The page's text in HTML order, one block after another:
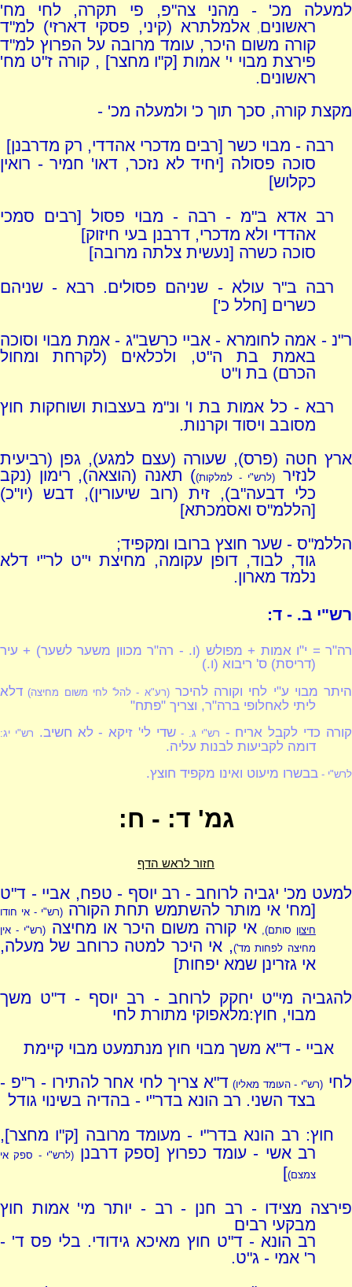
למעלה מכ' - מהני צה"פ, פי תקרה, לחי מח'
ראשונים,אלמלתרא (קיני, פסקי דארזי) למ"ד
קורה משום היכר, עומד מרובה על הפרוץ למ"ד
פירצת מבוי י' אמות [ק"ו מחצר] , קורה ז"ט מח'
ראשונים.
מקצת קורה, סכך תוך כ' ולמעלה מכ' -
רבה - מבוי כשר [רבים מדכרי אהדדי, רק מדרבנן]
סוכה פסולה [יחיד לא נזכר, דאו' חמיר - רואין
כקלוש]
רב אדא ב"מ - רבה - מבוי פסול [רבים סמכי
אהדדי ולא מדכרי, דרבנן בעי חיזוק]
סוכה כשרה [נעשית צלתה מרובה]
רבה ב"ר עולא - שניהם פסולים. רבא - שניהם
כשרים [חלל כ']
ר"נ - אמה לחומרא - אביי כרשב"ג - אמת מבוי וסוכה
באמת בת ה"ט, ולכלאים (לקרחת ומחול
הכרם) בת ו"ט
רבא - כל אמות בת ו' ונ"מ בעצבות ושוחקות חוץ
מסובב ויסוד וקרנות.
ארץ חטה (פרס), שעורה (עצם למגע), גפן (רביעית
לנזיר
(לרש"י - למלקות)) תאנה (הוצאה), רימון (נקב
כלי דבעה"ב), זית (רוב שיעורין), דבש (יו"כ)
[הללמ"ס ואסמכתא]
הללמ"ס - שער חוצץ ברובו ומקפיד;
גוד, לבוד, דופן עקומה, מחיצת י"ט לר"י דלא
נלמד מארון.
רש"י ב. - ד:
רה"ר = י"ו אמות + מפולש (ו. - רה"ר מכוון משער לשער) + עיר
(דריסת) ס' ריבוא (ו.)
היתר מבוי ע"י לחי וקורה להיכר(רע"א - להל' לחי משום מחיצה) דלא
ליתי לאחלופי ברה"ר, וצריך "פתח"
קורה כדי לקבל אריח - רש"י ג. - שדי לי' זיקא - לא חשיב. רש"י יג:
דומה לקביעות לבנות עליה.
לרש"י - בבשרו מיעוט ואינו מקפיד חוצץ.
גמ' ד: - ח:
חזור לראש הדף
למעט מכ' יגביה לרוחב - רב יוסף - טפח, אביי - ד"ט
[מח' אי מותר להשתמש תחת הקורה(רש"י - אי חודו
חיצון סותם),אי קורה משום היכר או מחיצה(רש"י - אין
מחיצה לפחות מד'), אי היכר למטה כרוחב של מעלה,
אי גזרינן שמא יפחות]
להגביה מי"ט יחקק לרוחב - רב יוסף - ד"ט משך
מבוי, חוץ:מלאפוקי מתורת לחי
אביי - ד"א משך מבוי חוץ מנתמעט מבוי קיימת
לחי (רש"י - העומד מאליו) ד"א צריך לחי אחר להתירו - ר"פ -
בצד השני. רב הונא בדר"י - בהדיה בשינוי גודל
חוץ: רב הונא בדר"י - מעומד מרובה [ק"ו מחצר],
רב אשי - עומד כפרוץ [ספק דרבנן(לרש"י - ספק אי
צמצם)]
פירצה מצידו - רב חנן - רב - יותר מי' אמות חוץ
מבקעי רבים
רב הונא - ד"ט חוץ מאיכא גידודי. בלי פס ד' -
ר' אמי - ג"ט.